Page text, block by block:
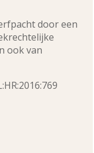
door een
ook van